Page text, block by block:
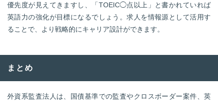
優先度が見えてきますし、「TOEIC◯点以上」と書かれていれば
英語力の強化が目標になるでしょう。求人を情報源として活用す
ることで、より戦略的にキャリア設計ができます。
まとめ
外資系監査法人は、国債基準での監査やクロスボーダー案件、英